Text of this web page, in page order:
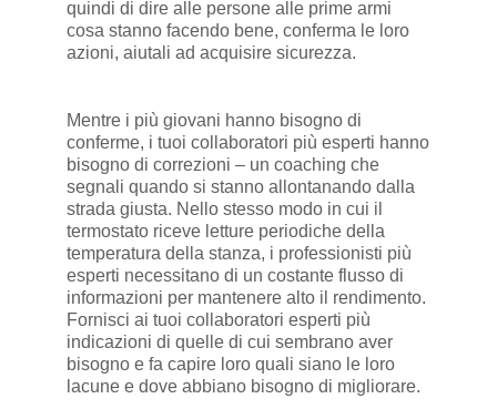
quindi di dire alle persone alle prime armi
cosa stanno facendo bene, conferma le loro
azioni, aiutali ad acquisire sicurezza.
Mentre i più giovani hanno bisogno di
conferme, i tuoi collaboratori più esperti hanno
bisogno di correzioni – un coaching che
segnali quando si stanno allontanando dalla
strada giusta. Nello stesso modo in cui il
termostato riceve letture periodiche della
temperatura della stanza, i professionisti più
esperti necessitano di un costante flusso di
informazioni per mantenere alto il rendimento.
Fornisci ai tuoi collaboratori esperti più
indicazioni di quelle di cui sembrano aver
bisogno e fa capire loro quali siano le loro
lacune e dove abbiano bisogno di migliorare.